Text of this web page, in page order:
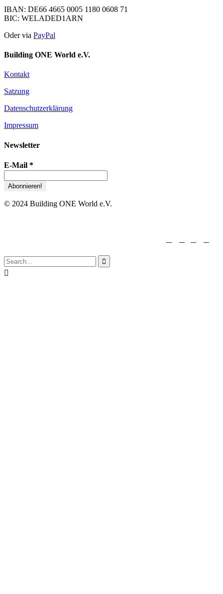
IBAN: DE66 4665 0005 1180 0608 71
BIC: WELADED1ARN
Oder via PayPal
Building ONE World e.V.
Kontakt
Satzung
Datenschutzerklärung
Impressum
Newsletter
E-Mail *
© 2024 Building ONE World e.V.

